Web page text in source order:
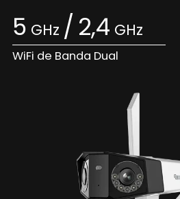
5 GHz / 2,4 GHz
WiFi de Banda Dual